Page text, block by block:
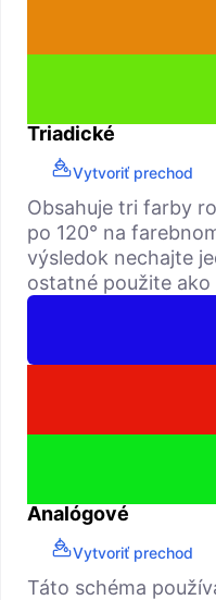
Triadické
Vytvoriť prechod
Obsahuje tri farby
po 120° na
výsledok nechajte
ostatné použite ako
Analógové
Vytvoriť prechod
Táto schéma